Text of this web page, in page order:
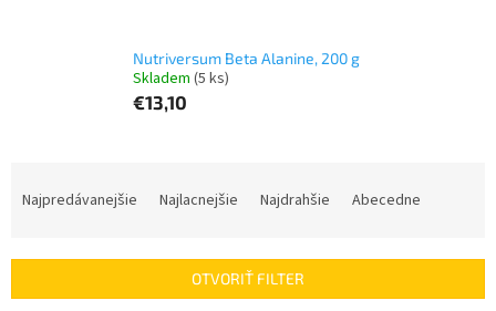
Nutriversum Beta Alanine, 200 g
Skladem (5 ks)
€13,10
i
Najpredávanejšie Najlacnejšie Najdrahšie Abecedne
OTVORIŤ FILTER